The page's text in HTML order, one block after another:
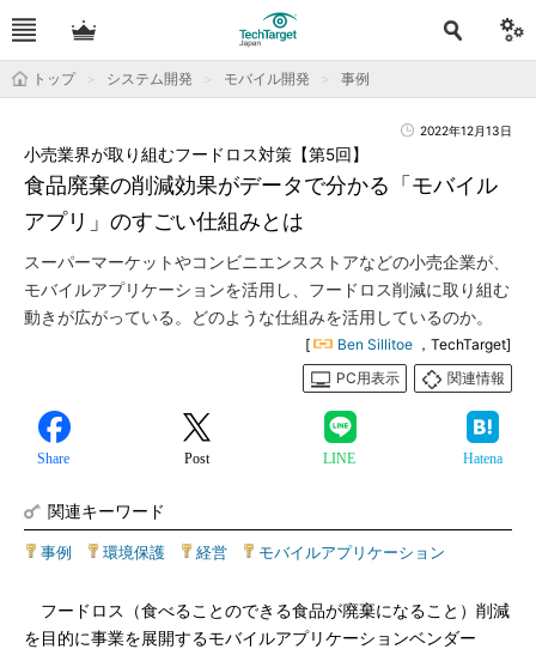
トップ システム開発 モバイル開発 事例
2022年12月13日
食品廃棄の削減効果がデータで分かる「モバイル
アプリ」のすごい仕組みとは
小売業界が取り組むフードロス対策【第5回】
スーパーマーケットやコンビニエンスストアなどの小売企業が、
モバイルアプリケーションを活用し、フードロス削減に取り組む
動きが広がっている。どのような仕組みを活用しているのか。
[ Ben Sillitoe ，TechTarget]
PC用表示
関連情報
Share Post LINE Hatena
関連キーワード
事例 環境保護 経営 モバイルアプリケーション
フードロス（食べることのできる食品が廃棄になること）削減
を目的に事業を展開するモバイルアプリケーションベンダー